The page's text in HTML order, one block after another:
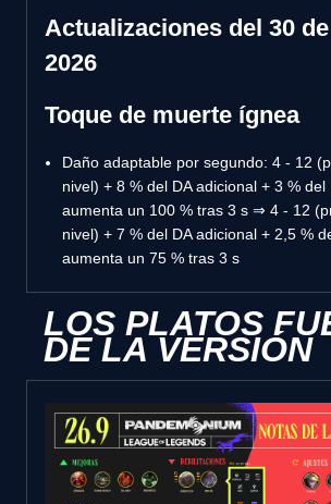
Actualizaciones del 30
2026
Toque de muerte ígnea
Daño adaptable por segundo: 4 - 12
nivel) + 8 % del DA adicional + 3 % del
aumenta un 100 % tras 3 s ⇒ 4 - 12
nivel) + 7 % del DA adicional + 2,5 %
aumenta un 75 % tras 3 s
LOS PLATOS
DE LA VERSIÓN